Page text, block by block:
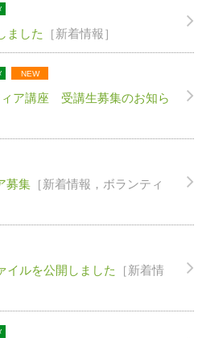
ました ［新着情報］
NEW
ア講座 受講生募集のお知ら
募集 ［新着情報，ボランティ
イルを公開しました
［新着情